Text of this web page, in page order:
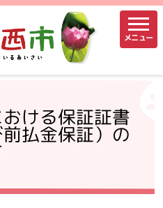
メニュー
ける保証証書
前払金保証）の